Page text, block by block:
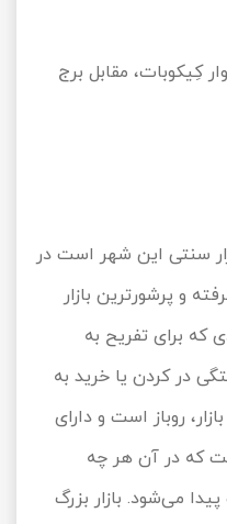
کِیکوبات، مقابل برج
سنتی این شهر است در
و پرشورترین بازار
که برای تفریح به
در کردن یا خرید به
روباز است و دارای
است که در آن هر چه
می‌شود. بازار بزرگ